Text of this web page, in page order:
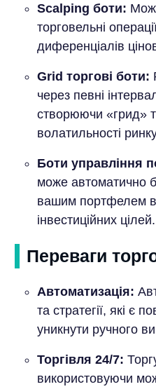
Scalping боти:
торговельні
диференціалів
Grid торгові боти:
через певні
створюючи «грид»
волатильності
Боти управління
може автоматично
вашим портфелем
інвестиційних цілей.
Переваги
Автоматизація:
та стратегії, які є
уникнути ручного
Торгівля 24/7:
використовуючи